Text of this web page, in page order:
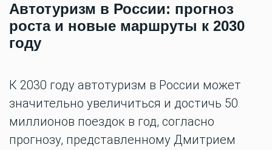
Автотуризм в России: прогноз
роста и новые маршруты к 2030
году
К 2030 году автотуризм в России может
значительно увеличиться и достичь 50
миллионов поездок в год, согласно
прогнозу, представленному Дмитрием